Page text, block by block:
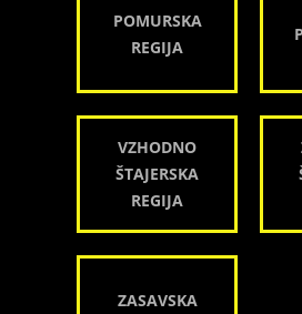
POMURSKA
REGIJA
VZHODNO
ŠTAJERSKA
REGIJA
ZASAVSKA